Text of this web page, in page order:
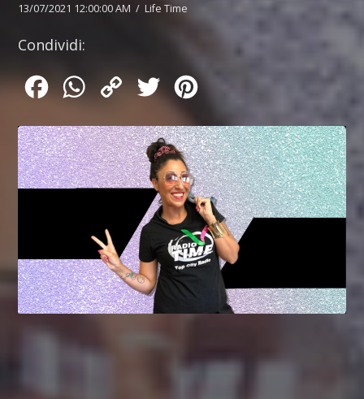
13/07/2021 12:00:00 AM / Life Time
Condividi:
FacebookWhatsApp
Copy
Twitter